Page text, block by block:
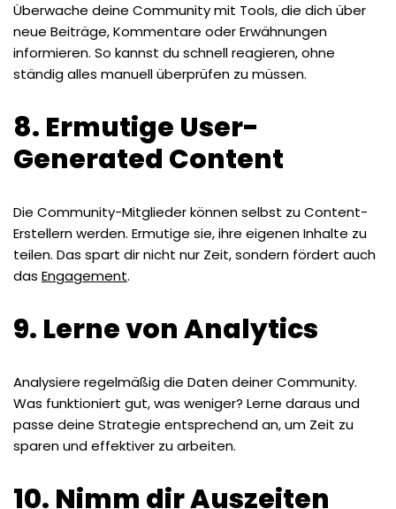
Überwache deine Community mit Tools, die dich über
neue Beiträge, Kommentare oder Erwähnungen
informieren. So kannst du schnell reagieren, ohne
ständig alles manuell überprüfen zu müssen.
8. Ermutige User-
Generated Content
Die Community-Mitglieder können selbst zu Content-
Erstellern werden. Ermutige sie, ihre eigenen Inhalte zu
teilen. Das spart dir nicht nur Zeit, sondern fördert auch
das Engagement.
9. Lerne von Analytics
Analysiere regelmäßig die Daten deiner Community.
Was funktioniert gut, was weniger? Lerne daraus und
passe deine Strategie entsprechend an, um Zeit zu
sparen und effektiver zu arbeiten.
10. Nimm dir Auszeiten